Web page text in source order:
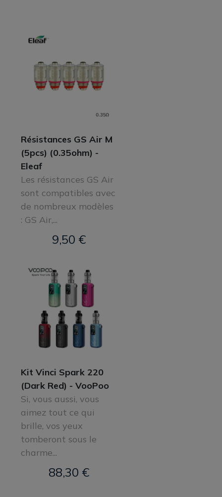
Résistances GS Air M
(5pcs) (0.35ohm) -
Eleaf
Les résistances GS Air
sont compatibles avec
de nombreux modèles
: GS Air,...
9,50 €
Kit Vinci Spark 220
(Dark Red) - VooPoo
Si, vous aussi, vous
aimez tout ce qui
brille, vos yeux
tomberont sous le
charme...
88,30 €